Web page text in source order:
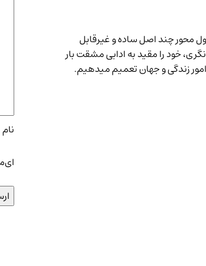
محور چند اصل ساده و غیرقابل
خود را مقید به ادابی مشقت بار
امور زندگی و جهان تعمیم میدهیم.
نام